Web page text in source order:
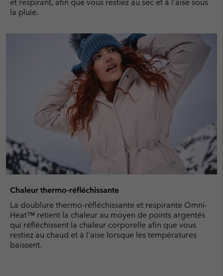
et respirant, afin que vous restiez au sec et à l'aise sous
la pluie.
Chaleur thermo-réfléchissante
La doublure thermo-réfléchissante et respirante Omni-
Heat™ retient la chaleur au moyen de points argentés
qui réfléchissent la chaleur corporelle afin que vous
restiez au chaud et à l'aise lorsque les températures
baissent.